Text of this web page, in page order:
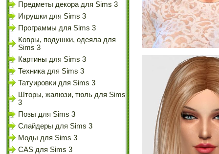
Предметы декора для Sims 3
Игрушки для Sims 3
Программы для Sims 3
Ковры, подушки, одеяла для
Sims 3
Картины для Sims 3
Техника для Sims 3
Татуировки для Sims 3
Шторы, жалюзи, тюль для Sims
3
Позы для Sims 3
Слайдеры для Sims 3
Моды для Sims 3
CAS для Sims 3